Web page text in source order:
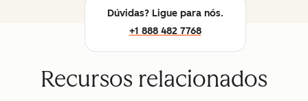
Dúvidas? Ligue para nós.
+1 888 482 7768
Recursos relacionados